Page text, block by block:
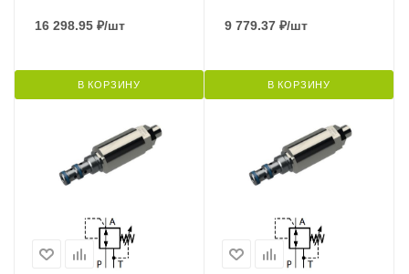
16 298.95 ₽/шт
В КОРЗИНУ
9 779.37 ₽/шт
В КОРЗИНУ